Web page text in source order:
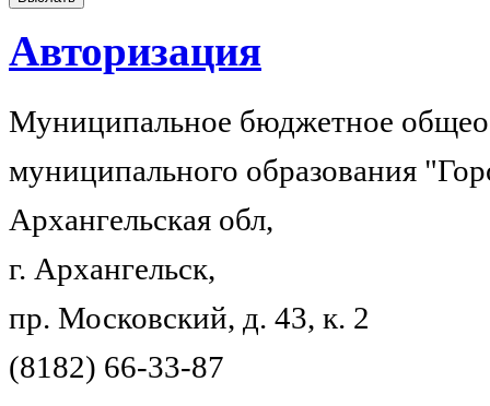
Авторизация
Муниципальное бюджетное
муниципального образования
Архангельская обл,
г. Архангельск,
пр. Московский, д. 43, к. 2
(8182) 66-33-87